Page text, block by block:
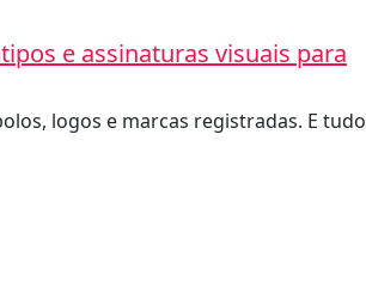
e assinaturas visuais para
logos e marcas registradas. E tudo